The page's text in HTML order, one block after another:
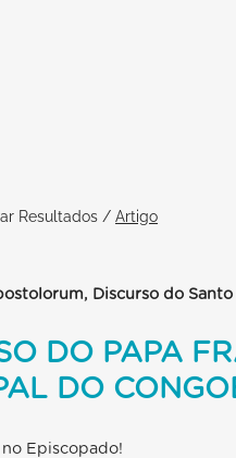
Resultados / Artigo
Discurso do
DO PAPA
DO
Episcopado!